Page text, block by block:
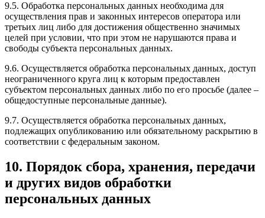
9.5. Обработка персональных данных необходима для
осуществления прав и законных интересов оператора или
третьих лиц либо для достижения общественно значимых
целей при условии, что при этом не нарушаются права и
свободы субъекта персональных данных.
9.6. Осуществляется обработка персональных данных, доступ
неограниченного круга лиц к которым предоставлен
субъектом персональных данных либо по его просьбе (далее –
общедоступные персональные данные).
9.7. Осуществляется обработка персональных данных,
подлежащих опубликованию или обязательному раскрытию в
соответствии с федеральным законом.
10. Порядок сбора, хранения, передачи
и других видов обработки
персональных данных